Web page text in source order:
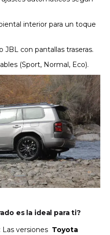
interior para un toque
con pantallas traseras.
(Sport, Normal, Eco).
es la ideal para ti?
: Las versiones Toyota